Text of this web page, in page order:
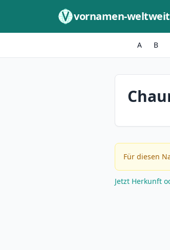
vornamen-
A B
Für diesen
Jetzt Herkunft